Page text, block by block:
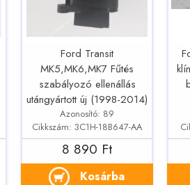
Ford Transit
MK5,MK6,MK7 Fűtés
szabályozó ellenállás
utángyártott új (1998-2014)
Azonosító: 89
Cikkszám: 3C1H-18B647-AA
8 890 Ft
Kosárba